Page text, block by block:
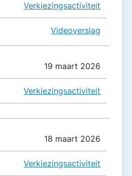
Verkiezingsactiviteit
Videoverslag
19 maart 2026
Verkiezingsactiviteit
18 maart 2026
Verkiezingsactiviteit